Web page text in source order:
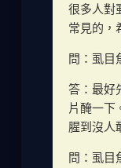
很多人對
常見的，
問：虱目
答：最好
片醃一下
腥到沒人
問：虱目